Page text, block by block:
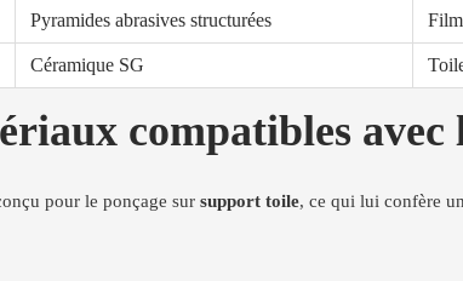
Pyramides abrasives structurées Film
Céramique SG
compatibles
pour le ponçage sur support toile, ce qui lui confère